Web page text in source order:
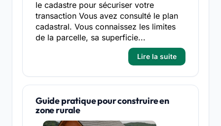
le cadastre pour sécuriser votre
transaction Vous avez consulté le plan
cadastral. Vous connaissez les limites
de la parcelle, sa superficie...
Lire la suite
Guide pratique pour construire en
zone rurale